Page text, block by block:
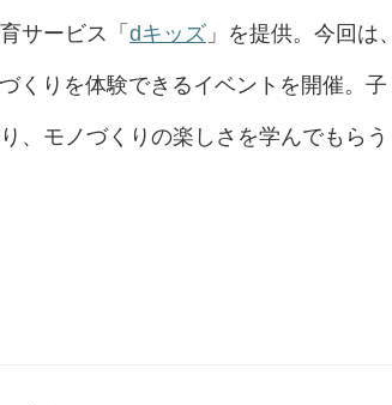
サービス「 dキッズ 」を提供。今回は
くりを体験できるイベントを開催。子
、モノづくりの楽しさを学んでもらう